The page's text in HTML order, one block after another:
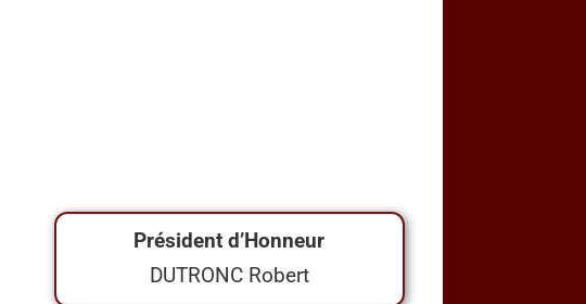
Président d’Honneur
DUTRONC Robert